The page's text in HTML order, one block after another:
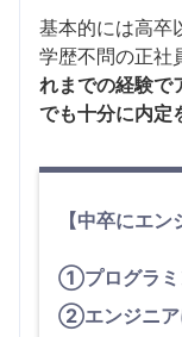
基本的には高卒
学歴不問の正社
れまでの経験で
でも十分に内定
【中卒にエ
①プログラミ
②エンジニア